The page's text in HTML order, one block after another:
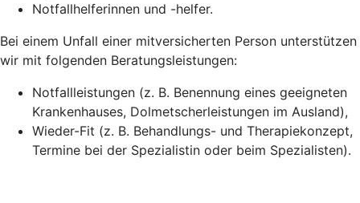
Notfallhelferinnen und -helfer.
Bei einem Unfall einer mitversicherten Person unterstützen
wir mit folgenden Beratungsleistungen:
Notfallleistungen (z. B. Benennung eines geeigneten
Krankenhauses, Dolmetscherleistungen im Ausland),
Wieder-Fit (z. B. Behandlungs- und Therapiekonzept,
Termine bei der Spezialistin oder beim Spezialisten).